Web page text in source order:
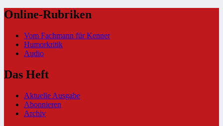
Online-Rubriken
Vom Fachmann für Kenner
Humorkritik
Audio
Das Heft
Aktuelle Ausgabe
Abonnieren
Archiv